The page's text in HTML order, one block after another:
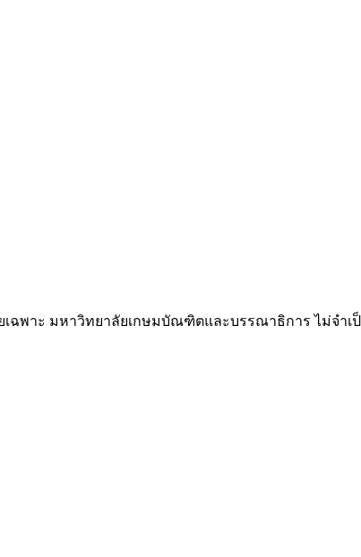
พาะ มหาวิทยาลัยเกษมบัณฑิตและบรรณาธิการ ไม่จำเ